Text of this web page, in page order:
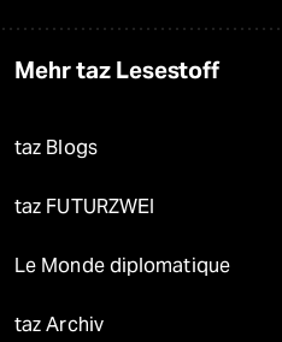
Mehr taz Lesestoff
taz Blogs
taz FUTURZWEI
Le Monde diplomatique
taz Archiv